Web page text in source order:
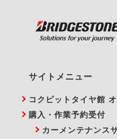
サイトメニュー
コクピットタイヤ館
購入・作業予約受付
カーメンテナンス